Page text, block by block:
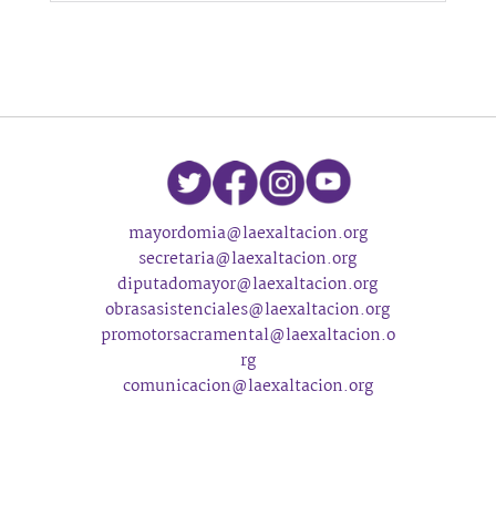
mayordomia@laexaltacion.org
secretaria@laexaltacion.org
diputadomayor@laexaltacion.org
obrasasistenciales@laexaltacion.org
promotorsacramental@laexaltacion.o
rg
comunicacion@laexaltacion.org